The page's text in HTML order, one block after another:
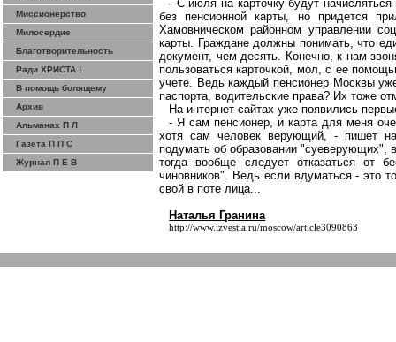
Миссионерство
Милосердие
Благотворительность
Ради ХРИСТА !
В помощь болящему
Архив
Альманах П Л
Газета П П С
Журнал П Е В
- С июля на карточку будут
без пенсионной карты, но придется
Хамовническом районном управлении
карты. Граждане должны понимать, что
документ, чем десять. Конечно, к нам
пользоваться карточкой, мол, с ее
учете. Ведь каждый пенсионер Москвы
паспорта, водительские права? Их тоже
Наинтернет-сайтах уже появились
- Я сам пенсионер, и карта для меня
хотя сам человек верующий, - пишет
подумать об образовании "суеверующих",
тогда вообще следует отказаться от
чиновников". Ведь если вдуматься - это
свой в поте лица...
Наталья Гранина
http://www.izvestia.ru/moscow/article3090863